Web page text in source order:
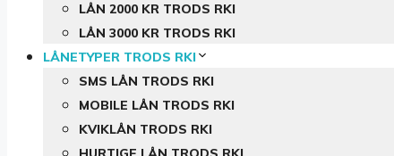
LÅN 2000 KR TRODS RKI
LÅN 3000 KR TRODS RKI
LÅNETYPER TRODS RKI
SMS LÅN TRODS RKI
MOBILE LÅN TRODS RKI
KVIKLÅN TRODS RKI